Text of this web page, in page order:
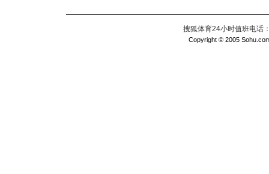
搜狐体育24小时值班电话
Copyright © 2005